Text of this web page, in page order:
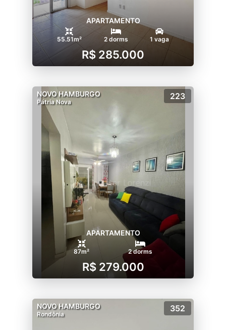
APARTAMENTO
55.51m² 2 dorms 1 vaga
R$ 285.000
NOVO HAMBURGO
Pátria Nova
223
APARTAMENTO
87m² 2 dorms
R$ 279.000
NOVO HAMBURGO
Rondônia
352